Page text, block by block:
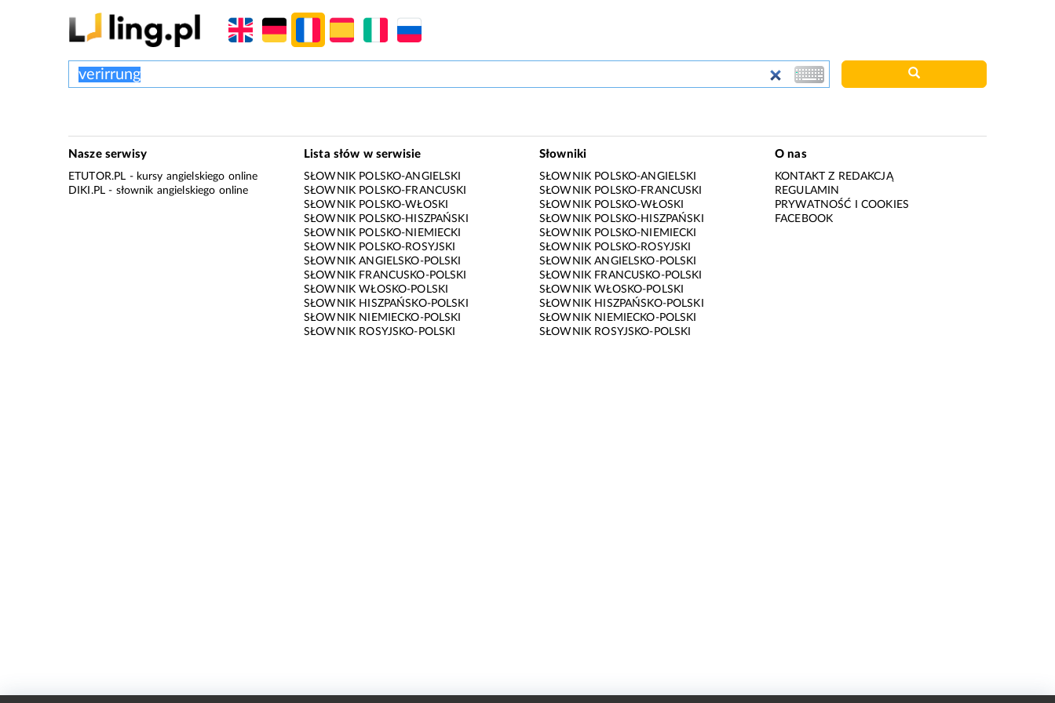
Nasze serwisy
ETUTOR.PL - kursy angielskiego online
DIKI.PL - słownik angielskiego online
Lista słów w serwisie
SŁOWNIK POLSKO-ANGIELSKI
SŁOWNIK POLSKO-FRANCUSKI
SŁOWNIK POLSKO-WŁOSKI
SŁOWNIK POLSKO-HISZPAŃSKI
SŁOWNIK POLSKO-NIEMIECKI
SŁOWNIK POLSKO-ROSYJSKI
SŁOWNIK ANGIELSKO-POLSKI
SŁOWNIK FRANCUSKO-POLSKI
SŁOWNIK WŁOSKO-POLSKI
SŁOWNIK HISZPAŃSKO-POLSKI
SŁOWNIK NIEMIECKO-POLSKI
SŁOWNIK ROSYJSKO-POLSKI
Słowniki
SŁOWNIK POLSKO-ANGIELSKI
SŁOWNIK POLSKO-FRANCUSKI
SŁOWNIK POLSKO-WŁOSKI
SŁOWNIK POLSKO-HISZPAŃSKI
SŁOWNIK POLSKO-NIEMIECKI
SŁOWNIK POLSKO-ROSYJSKI
SŁOWNIK ANGIELSKO-POLSKI
SŁOWNIK FRANCUSKO-POLSKI
SŁOWNIK WŁOSKO-POLSKI
SŁOWNIK HISZPAŃSKO-POLSKI
SŁOWNIK NIEMIECKO-POLSKI
SŁOWNIK ROSYJSKO-POLSKI
O nas
KONTAKT Z REDAKCJĄ
REGULAMIN
PRYWATNOŚĆ I COOKIES
FACEBOOK